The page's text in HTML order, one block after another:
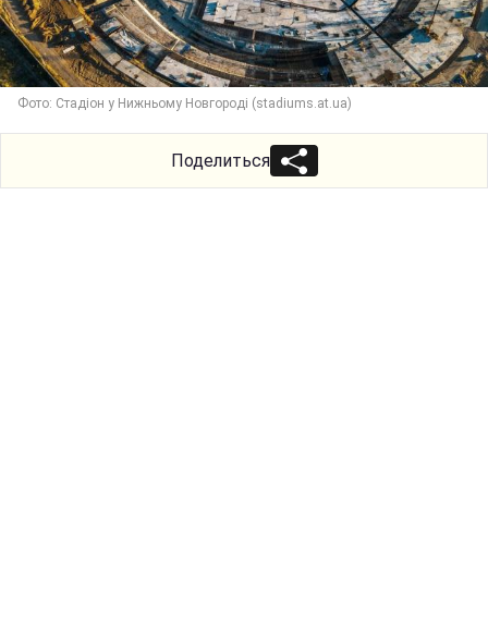
Фото: Стадіон у Нижньому Новгороді (stadiums.at.ua)
Поделиться